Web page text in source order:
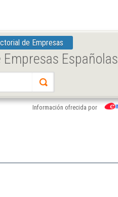
de Empresas
Españolas
Información ofrecida por